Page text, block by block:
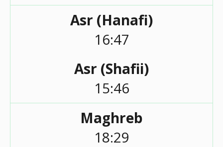
Asr (Hanafi)
16:47
Asr (Shafii)
15:46
Maghreb
18:29